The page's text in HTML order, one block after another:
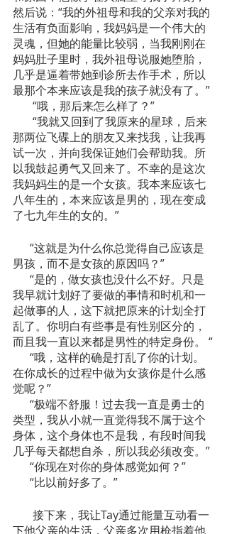
然后说：“我的外祖母和我的父亲对我的
生活有负面影响，我妈妈是一个伟大的
灵魂，但她的能量比较弱，当我刚刚在
妈妈肚子里时，我外祖母说服她堕胎，
几乎是逼着带她到诊所去作手术，所以
最那个本来应该是我的孩子就没有了。”
“哦，那后来怎么样了？”
“我就又回到了我原来的星球，后来
那两位飞碟上的朋友又来找我，让我再
试一次，并向我保证她们会帮助我。所
以我鼓起勇气又回来了。不幸的是这次
我妈妈生的是一个女孩。我本来应该七
八年生的，本来应该是男的，现在变成
了七九年生的女的。”
“这就是为什么你总觉得自己应该是
男孩，而不是女孩的原因吗？”
“是的，做女孩也没什么不好。只是
我早就计划好了要做的事情和时机和一
起做事的人，这下就把原来的计划全打
乱了。你明白有些事是有性别区分的，
而且我一直以来都是男性的特定身份。 “
“哦，这样的确是打乱了你的计划。
在你成长的过程中做为女孩你是什么感
觉呢？”
“极端不舒服！过去我一直是勇士的
类型，我从小就一直觉得我不属于这个
身体，这个身体也不是我，有段时间我
几乎每天都想自杀，所以我必须改变。”
“你现在对你的身体感觉如何？”
“比以前好多了。”
接下来，我让Tay通过能量互动看一
下他父亲的生活，父亲多次用枪指着他